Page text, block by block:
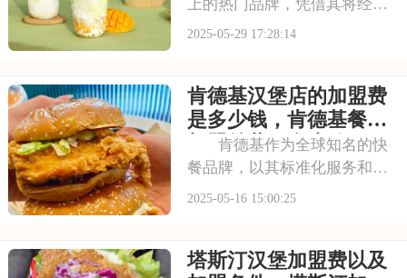
上的热门品牌，凭借其将经典
茶文化与现代时尚元素巧妙融
年轻消费群体中拥有很高的人
气。古茗奶茶的市场前景广
阔，吸引了众多创业者
2025-05-29 17:28:14
肯德基汉堡店的加盟费
是多少钱，肯德基餐厅
加盟总共要多少钱
肯德基作为全球知名的快
餐品牌，以其标准化服务和广
泛的市场影响力吸引了众多创
牌授权、设备采购等，而加盟
2025-05-16 15:00:25
塔斯汀汉堡加盟费以及